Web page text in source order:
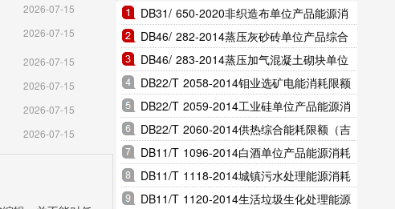
比上年增长
户，日均
中新增减税
任务。截至
2019年末的
2026-07-15
2026-07-15
2026-07-15
2026-07-15
2026-07-15
2026-07-15
DB31/ 650-2020非织造布单位产品能源消
耗限额（上海市地方标准）
DB46/ 282-2014蒸压灰砂砖单位产品综合
能耗和电耗限额（海南省地方标准）
DB46/ 283-2014蒸压加气混凝土砌块单位
产品综合能耗和电耗限额（海南省地方标
准）
DB22/T 2058-2014钼业选矿电能消耗限额
（吉林省地方标准）
DB22/T 2059-2014工业硅单位产品能源消
耗限额（吉林省地方标准）
DB22/T 2060-2014供热综合能耗限额（吉
林省地方标准）
DB11/T 1096-2014白酒单位产品能源消耗
限额（北京市地方标准）
DB11/T 1118-2014城镇污水处理能源消耗
限额（北京市地方标准）
DB11/T 1120-2014生活垃圾生化处理能源